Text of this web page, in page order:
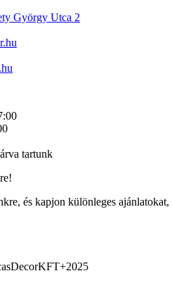
György Utca 2
tartunk
és kapjon különleges